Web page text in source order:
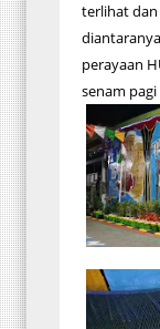
terlihat dan
perayaan
senam